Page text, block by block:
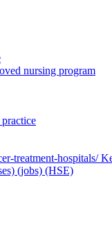
nursing program
treatment-hospitals/
(jobs) (HSE)